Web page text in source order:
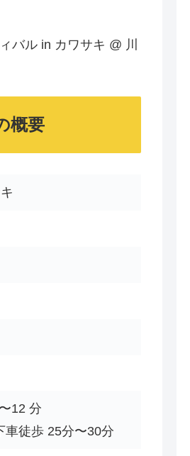
バル in カワサキ @ 川
概要
12 分
車徒歩 25分〜30分